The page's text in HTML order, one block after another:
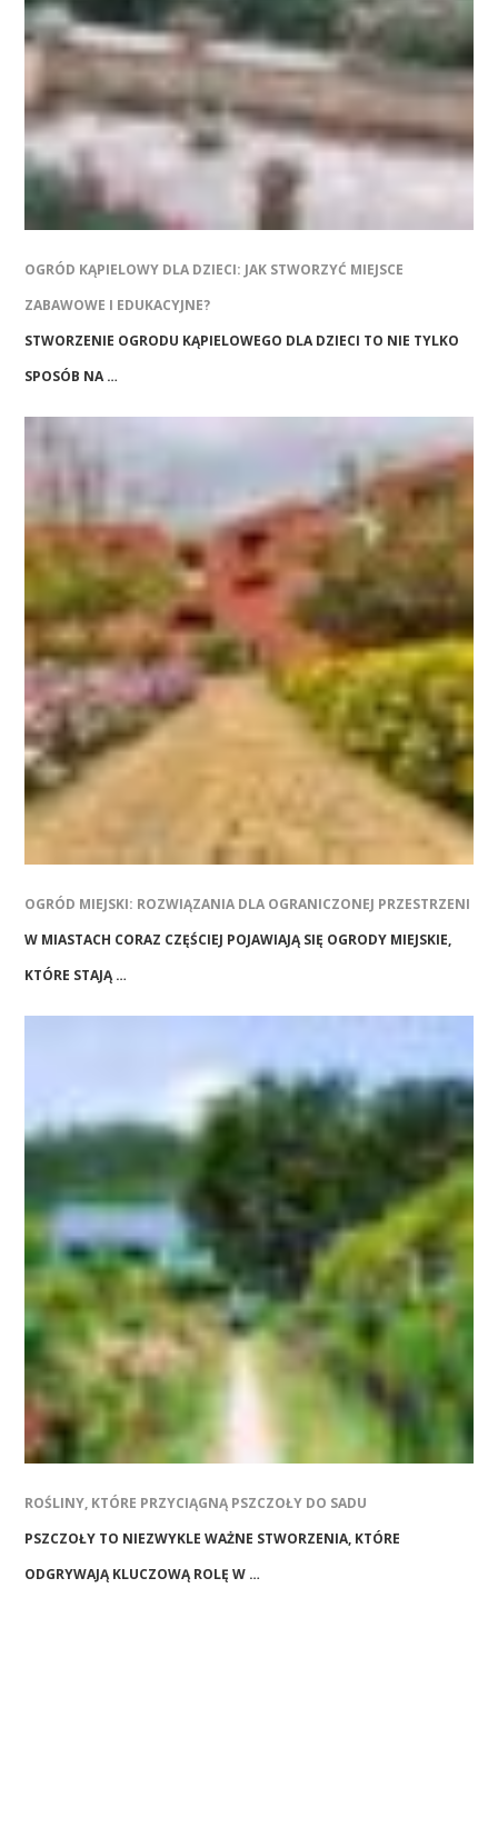
OGRÓD KĄPIELOWY DLA DZIECI: JAK STWORZYĆ MIEJSCE
ZABAWOWE I EDUKACYJNE?
STWORZENIE OGRODU KĄPIELOWEGO DLA DZIECI TO NIE TYLKO
SPOSÓB NA …
OGRÓD MIEJSKI: ROZWIĄZANIA DLA OGRANICZONEJ PRZESTRZENI
W MIASTACH CORAZ CZĘŚCIEJ POJAWIAJĄ SIĘ OGRODY MIEJSKIE,
KTÓRE STAJĄ …
ROŚLINY, KTÓRE PRZYCIĄGNĄ PSZCZOŁY DO SADU
PSZCZOŁY TO NIEZWYKLE WAŻNE STWORZENIA, KTÓRE
ODGRYWAJĄ KLUCZOWĄ ROLĘ W …